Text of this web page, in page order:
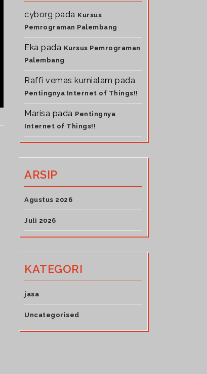
cyborg pada Kursus
Pemrograman Palembang
Eka pada Kursus Pemrograman
Palembang
Raffi vemas kurnialam pada
Pentingnya Internet of Things!!
Marisa pada Pentingnya
Internet of Things!!
ARSIP
Agustus 2026
Juli 2026
KATEGORI
jasa
Uncategorised